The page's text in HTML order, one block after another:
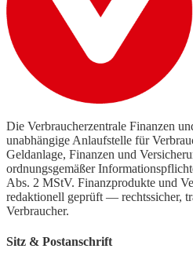
Die Verbraucherzentrale Finanzen
unabhängige Anlaufstelle für
Geldanlage, Finanzen und
ordnungsgemäßer
Abs. 2 MStV. Finanzprodukte und
redaktionell geprüft — rechtssicher,
Verbraucher.
Sitz & Postanschrift